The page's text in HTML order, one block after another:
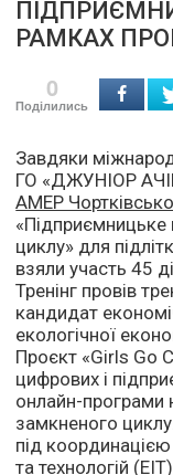
РАМКАХ
0
Поділились
Завдяки
ГО «ДЖУНІОР
АМЕР
«Підприємницьке
циклу» для
взяли участь 45
Тренінг провів
кандидат
екологічної
Проєкт «Girls Go
цифрових і
онлайн-програми
замкненого
під координацією
та технологій